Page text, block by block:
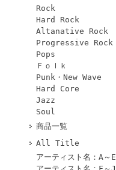
Rock
Hard Rock
Altanative Rock
Progressive Rock
Pops
Ｆｏｌｋ
Punk・New Wave
Hard Core
Jazz
Soul
商品一覧
All Title
アーティスト名：A～E